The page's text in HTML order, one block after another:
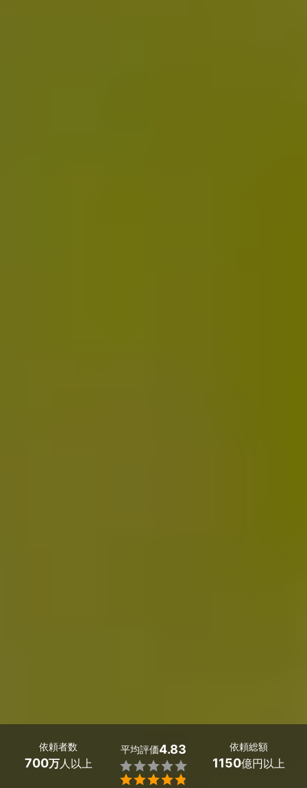
依頼者数
700万人以上
平均評価4.83


依頼総額
1150億円以上